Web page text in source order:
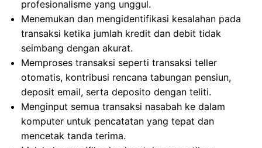
profesionalisme yang unggul.
Menemukan dan mengidentifikasi kesalahan pada
transaksi ketika jumlah kredit dan debit tidak
seimbang dengan akurat.
Memproses transaksi seperti transaksi teller
otomatis, kontribusi rencana tabungan pensiun,
deposit email, serta deposito dengan teliti.
Menginput semua transaksi nasabah ke dalam
komputer untuk pencatatan yang tepat dan
mencetak tanda terima.